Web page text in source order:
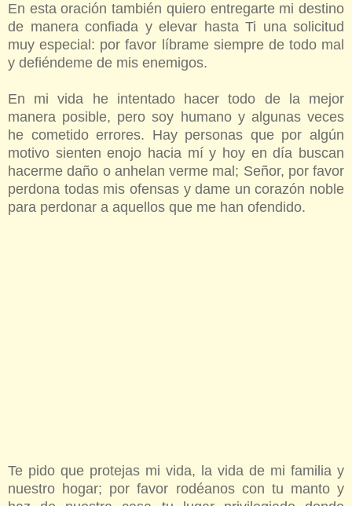
En esta oración también quiero entregarte mi destino
de manera confiada y elevar hasta Ti una solicitud
muy especial: por favor líbrame siempre de todo mal
y defiéndeme de mis enemigos.
En mi vida he intentado hacer todo de la mejor
manera posible, pero soy humano y algunas veces
he cometido errores. Hay personas que por algún
motivo sienten enojo hacia mí y hoy en día buscan
hacerme daño o anhelan verme mal; Señor, por favor
perdona todas mis ofensas y dame un corazón noble
para perdonar a aquellos que me han ofendido.
Te pido que protejas mi vida, la vida de mi familia y
nuestro hogar; por favor rodéanos con tu manto y